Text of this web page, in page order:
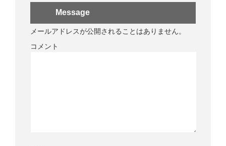
Message
メールアドレスが公開されることはありません。
コメント